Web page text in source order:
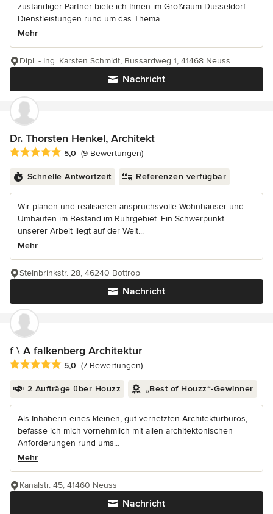
zuständiger Partner biete ich Ihnen im Großraum Düsseldorf
Dienstleistungen rund um das Thema...
Mehr
Nachricht
Dipl. - Ing. Karsten Schmidt, Bussardweg 1, 41468 Neuss
Dr. Thorsten Henkel, Architekt
Durchschnittliche Bewertung: 5 von 5 Sternen
5,0 (9 Bewertungen)
Schnelle Antwortzeit Referenzen verfügbar
Wir planen und realisieren anspruchsvolle Wohnhäuser und
Umbauten im Bestand im Ruhrgebiet. Ein Schwerpunkt
unserer Arbeit liegt auf der Weit...
Mehr
Nachricht
Steinbrinkstr. 28, 46240 Bottrop
f \ A falkenberg Architektur
Durchschnittliche Bewertung: 5 von 5 Sternen
5,0 (7 Bewertungen)
2 Aufträge über Houzz „Best of Houzz“-Gewinner
Als Inhaberin eines kleinen, gut vernetzten Architekturbüros,
befasse ich mich vornehmlich mit allen architektonischen
Anforderungen rund ums...
Mehr
Nachricht
Kanalstr. 45, 41460 Neuss